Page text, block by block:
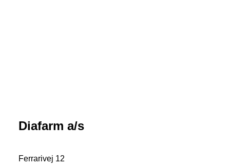
Kanavit Kalcium & Spormineraler 50 stk
Diafarm a/s
Ferrarivej 12